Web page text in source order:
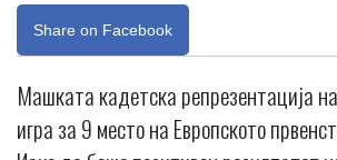
Share on Facebook
Машката кадетска репрезентација
игра за 9 место на Европското